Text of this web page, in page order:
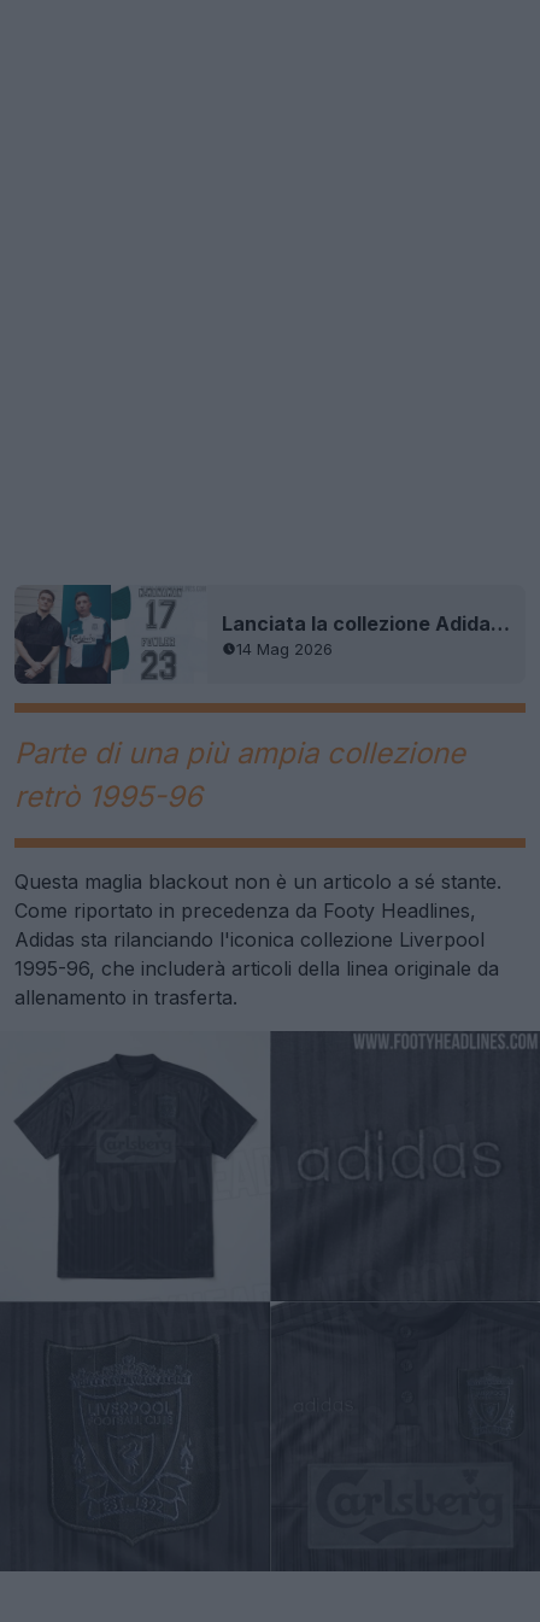
Lanciata la collezione Adidas Liverpool 1995 Remake - Nomi originali
14 Mag 2026
Parte di una più ampia collezione
retrò 1995-96
Questa maglia blackout non è un articolo a sé stante.
Come riportato in precedenza da Footy Headlines,
Adidas sta rilanciando l'iconica collezione Liverpool
1995-96, che includerà articoli della linea originale da
allenamento in trasferta.